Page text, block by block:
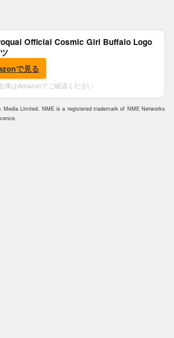
Official Cosmic Girl Buffalo Logo
で見る
庫はAmazonでご確認ください
Limited. NME is a registered trademark of NME Networks